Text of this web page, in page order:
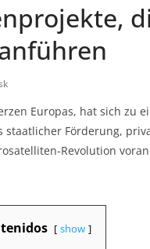
Europas, hat sich zu
Förderung,
Revolution
show